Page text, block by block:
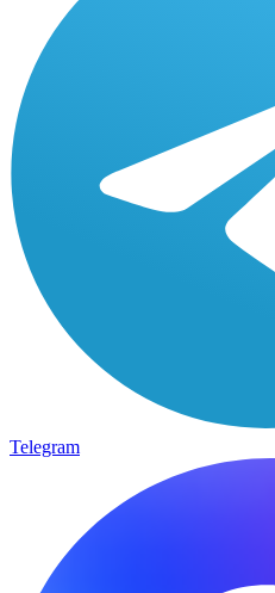
Telegram